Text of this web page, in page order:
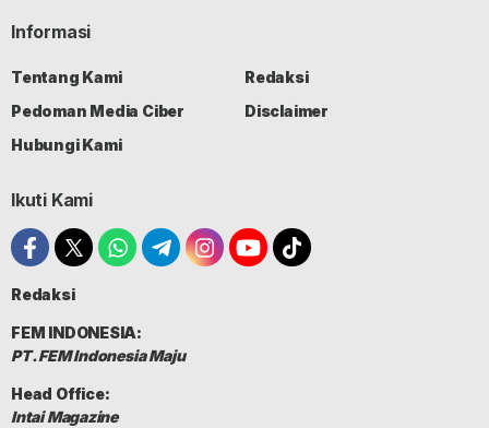
Informasi
Tentang Kami
Redaksi
Pedoman Media Ciber
Disclaimer
Hubungi Kami
Ikuti Kami
Redaksi
FEM INDONESIA:
PT. FEM Indonesia Maju
Head Office:
Intai Magazine